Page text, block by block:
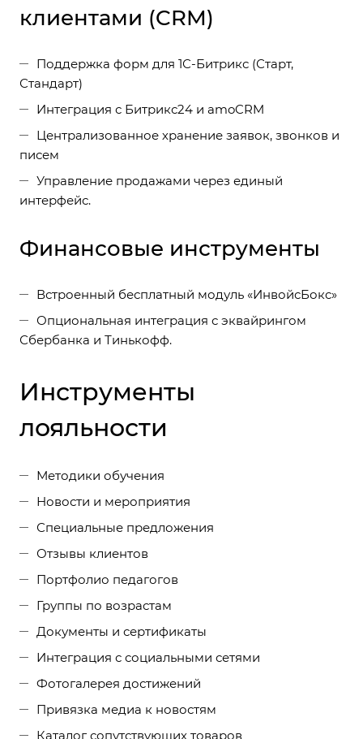
клиентами (CRM)
Поддержка форм для 1С-Битрикс (Старт,
Стандарт)
Интеграция с Битрикс24 и amoCRM
Централизованное хранение заявок, звонков и
писем
Управление продажами через единый
интерфейс.
Финансовые инструменты
Встроенный бесплатный модуль «ИнвойсБокс»
Опциональная интеграция с эквайрингом
Сбербанка и Тинькофф.
Инструменты
лояльности
Методики обучения
Новости и мероприятия
Специальные предложения
Отзывы клиентов
Портфолио педагогов
Группы по возрастам
Документы и сертификаты
Интеграция с социальными сетями
Фотогалерея достижений
Привязка медиа к новостям
Каталог сопутствующих товаров